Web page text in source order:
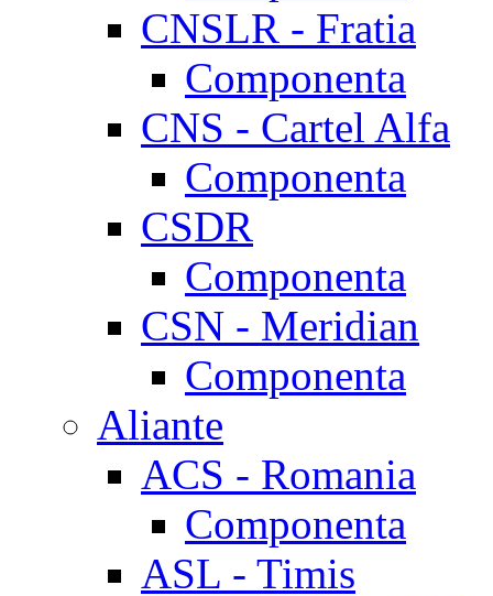
CNSLR - Fratia
Componenta
CNS - Cartel Alfa
Componenta
CSDR
Componenta
CSN - Meridian
Componenta
Aliante
ACS - Romania
Componenta
ASL - Timis